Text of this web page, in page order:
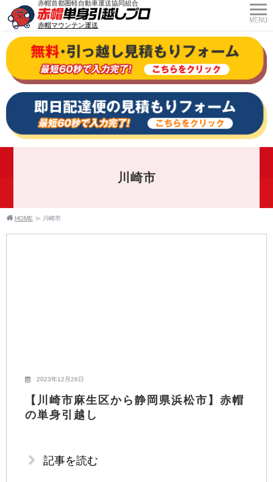
赤帽マウンテン運送
赤帽首都圏軽自動車運送協同組合
川崎市
HOME ≫ 川崎市
2023年12月26日
【川崎市麻生区から静岡県浜松市】赤帽
の単身引越し
記事を読む